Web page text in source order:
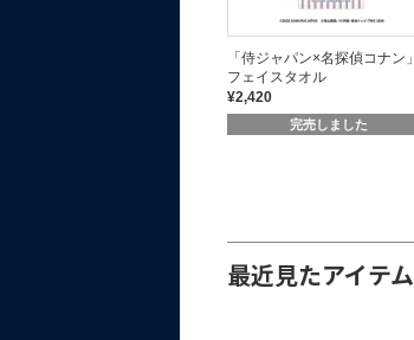
「侍ジャパン×名探偵コナン」
フェイスタオル
¥2,420
完売しました
最近見たアイテム